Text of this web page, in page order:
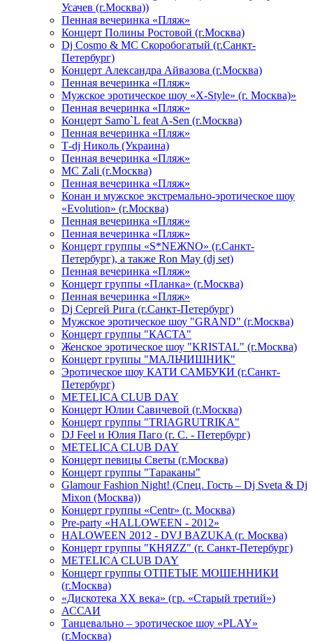
Усачев (г.Москва))
Пенная вечеринка «Пляж»
Концерт Полины Ростовой (г.Москва)
Dj Cosmo & МС Скоробогатый (г.Санкт-
Петербург)
Концерт Александра Айвазова (г.Москва)
Пенная вечеринка «Пляж»
Мужское эротическое шоу «X-Style» (г. Москва)»
Пенная вечеринка «Пляж»
Концерт Samo`L feat A-Sen (г.Москва)
Пенная вечеринка «Пляж»
Т-dj Николь (Украина)
Пенная вечеринка «Пляж»
МС Zali (г.Москва)
Пенная вечеринка «Пляж»
Конан и мужское экстремально-эротическое шоу
«Evolution» (г.Москва)
Пенная вечеринка «Пляж»
Пенная вечеринка «Пляж»
Концерт группы «S*NEЖNO» (г.Санкт-
Петербург), а также Ron May (dj set)
Пенная вечеринка «Пляж»
Концерт группы «Планка» (г.Москва)
Пенная вечеринка «Пляж»
Dj Сергей Рига (г.Санкт-Петербург)
Мужское эротическое шоу "GRAND" (г.Москва)
Концерт группы "КАСТА"
Женское эротическое шоу "KRISTAL" (г.Москва)
Концерт группы "МАЛЬЧИШНИК"
Эротическое шоу КАТИ САМБУКИ (г.Санкт-
Петербург)
METELICA CLUB DAY
Концерт Юлии Савичевой (г.Москва)
Концерт группы "TRIAGRUTRIKA"
DJ Feel и Юлия Паго (г. С. - Петербург)
METELICA CLUB DAY
Концерт певицы Светы (г.Москва)
Концерт группы "Тараканы"
Glamour Fashion Night! (Спец. Гость – Dj Sveta & Dj
Mixon (Москва))
Концерт группы «Centr» (г. Москва)
Pre-party «HALLOWEEN - 2012»
HALOWEEN 2012 - DVJ BAZUKA (г. Москва)
Концерт группы "КНЯZZ" (г. Санкт-Петербург)
METELICA CLUB DAY
Концерт группы ОТПЕТЫЕ МОШЕННИКИ
(г.Москва)
«Дискотека ХХ века» (гр. «Старый третий»)
АССАИ
Танцевально – эротическое шоу «PLAY»
(г.Москва)